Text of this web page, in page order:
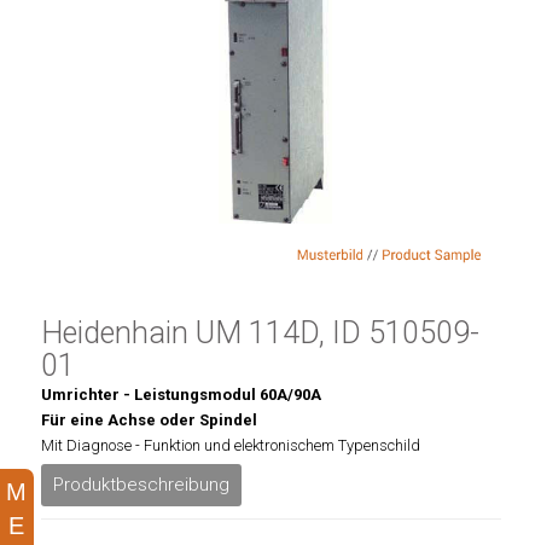
Heidenhain UM 114D, ID 510509-
01
Umrichter - Leistungsmodul 60A/90A
Für eine Achse oder Spindel
Mit Diagnose - Funktion und elektronischem Typenschild
Produktbeschreibung